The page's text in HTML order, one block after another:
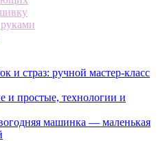
и страз: ручной мастер-класс
и простые, технологии и
машинка — маленькая